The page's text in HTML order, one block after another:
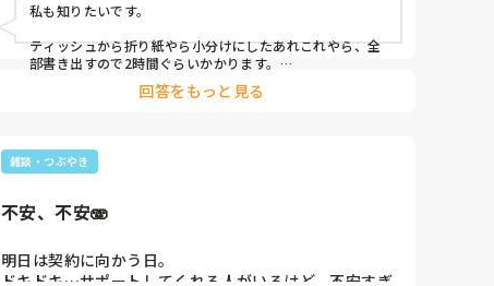
私も知りたいです。
ティッシュから折り紙やら小分けにしたあれこれやら、全
部書き出すので2時間ぐらいかかります。
途中で家族が知らない間に荷物を入れ替えてたりして、毎
回何らかのトラブル。
家族さんが「ない」と言うから夜勤で残業して当日対応し
た職員に電話してカメラ通話してああだこうだやって、2
でした。
とインシデントあげたのに、家族が見落としてただけだっ
回答をもっと見る
雑談・つぶやき
不安、不安🫨
明日は契約に向かう日。
ドキドキ…サポートしてくれる人がいるけど、不安すぎ